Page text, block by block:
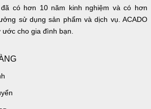
đã có hơn 10 năm kinh nghiệm và có hơn
sử dụng sản phẩm và dịch vụ. ACADO
cho gia đình bạn.